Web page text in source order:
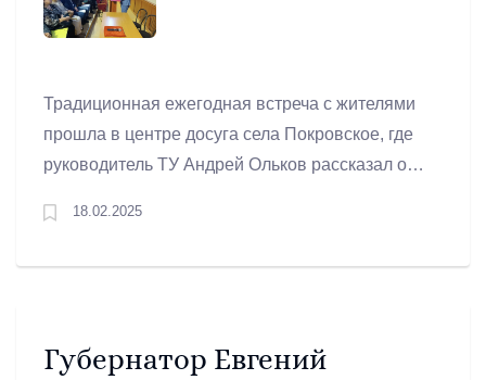
Традиционная ежегодная встреча с жителями
прошла в центре досуга села Покровское, где
руководитель ТУ Андрей Ольков рассказал о
вопросы ответили представители структур,
18.02.2025
Губернатор Евгений